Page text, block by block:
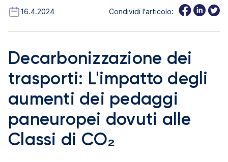
16.4.2024 Condividi l'articolo:
Decarbonizzazione dei
trasporti: L'impatto degli
aumenti dei pedaggi
paneuropei dovuti alle
Classi di CO₂